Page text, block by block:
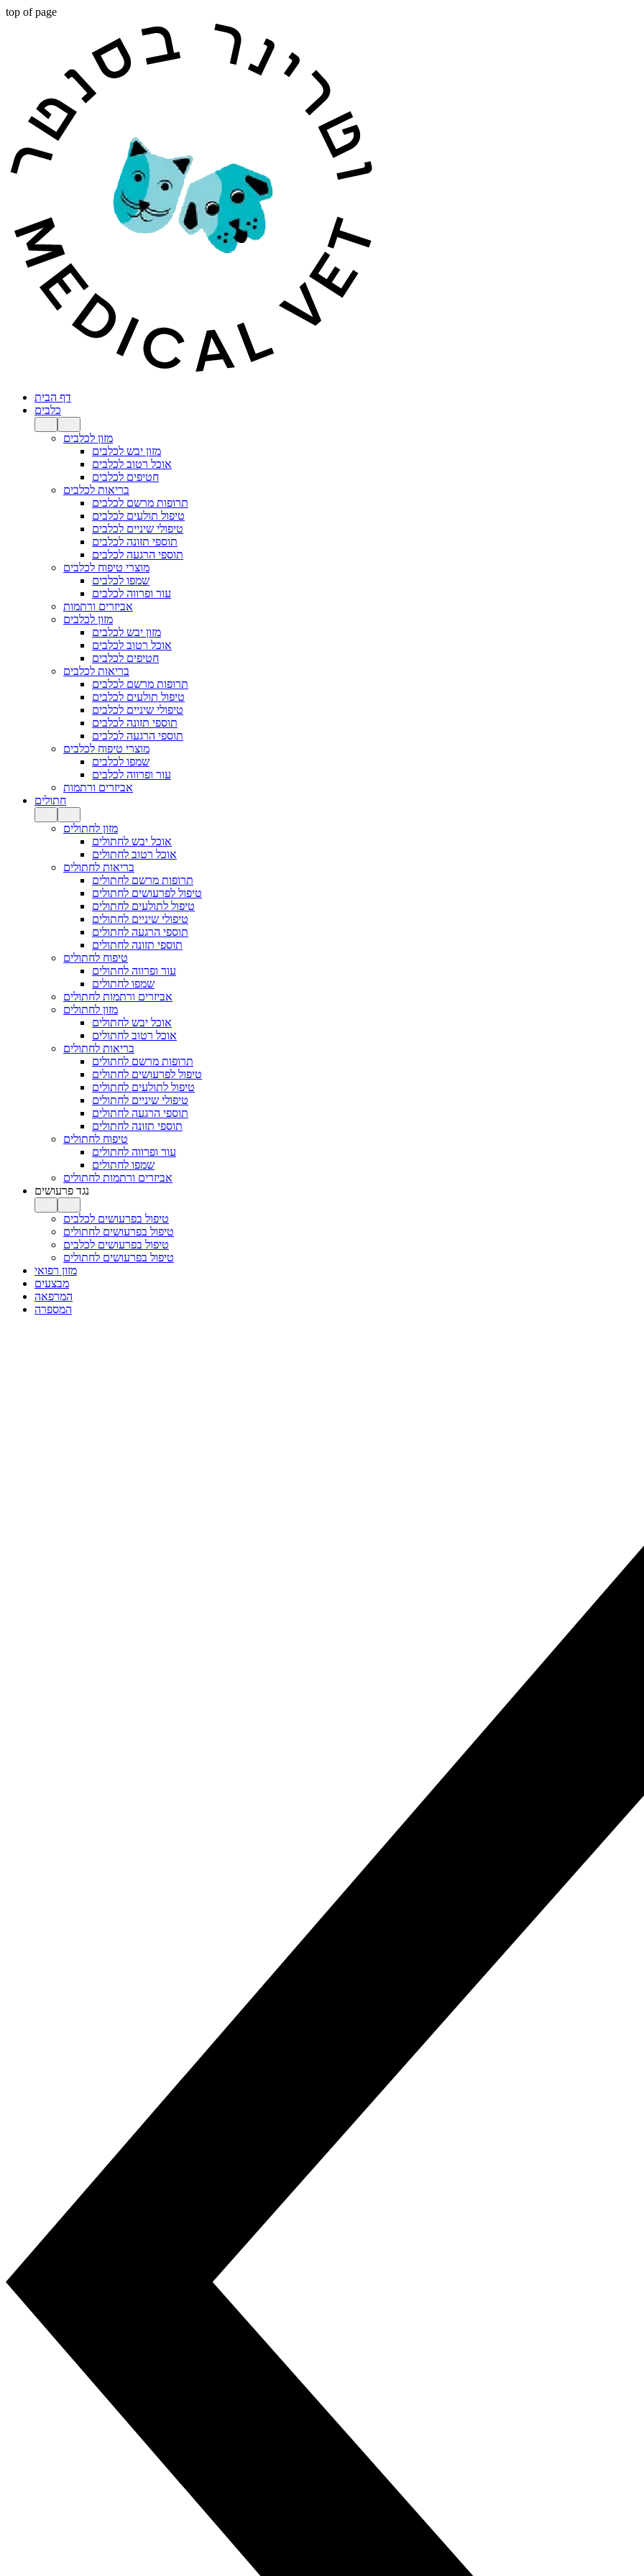
top of page
דף הבית
כלבים
מזון לכלבים
מזון יבש לכלבים
אוכל רטוב לכלבים
חטיפים לכלבים
בריאות לכלבים
תרופות מרשם לכלבים
טיפול תולעים לכלבים
טיפולי שיניים לכלבים
תוספי תזונה לכלבים
תוספי הרגעה לכלבים
מוצרי טיפוח לכלבים
שמפו לכלבים
עור ופרווה לכלבים
אביזרים ורתמות
מזון לכלבים
מזון יבש לכלבים
אוכל רטוב לכלבים
חטיפים לכלבים
בריאות לכלבים
תרופות מרשם לכלבים
טיפול תולעים לכלבים
טיפולי שיניים לכלבים
תוספי תזונה לכלבים
תוספי הרגעה לכלבים
מוצרי טיפוח לכלבים
שמפו לכלבים
עור ופרווה לכלבים
אביזרים ורתמות
חתולים
מזון לחתולים
אוכל יבש לחתולים
אוכל רטוב לחתולים
בריאות לחתולים
תרופות מרשם לחתולים
טיפול לפרעושים לחתולים
טיפול לתולעים לחתולים
טיפולי שיניים לחתולים
תוספי הרגעה לחתולים
תוספי תזונה לחתולים
טיפוח לחתולים
עור ופרווה לחתולים
שמפו לחתולים
אביזרים ורתמות לחתולים
מזון לחתולים
אוכל יבש לחתולים
אוכל רטוב לחתולים
בריאות לחתולים
תרופות מרשם לחתולים
טיפול לפרעושים לחתולים
טיפול לתולעים לחתולים
טיפולי שיניים לחתולים
תוספי הרגעה לחתולים
תוספי תזונה לחתולים
טיפוח לחתולים
עור ופרווה לחתולים
שמפו לחתולים
אביזרים ורתמות לחתולים
נגד פרעושים
טיפול בפרעושים לכלבים
טיפול בפרעושים לחתולים
טיפול בפרעושים לכלבים
טיפול בפרעושים לחתולים
מזון רפואי
מבצעים
המרפאה
המספרה